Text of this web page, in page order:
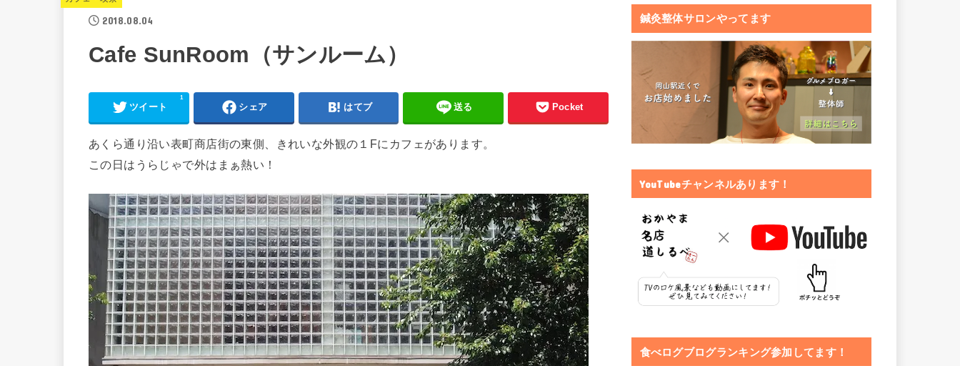
2018.08.04
Cafe SunRoom（サンルーム）
ツイート
1
シェア はてブ 送る Pocket
あくら通り沿い表町商店街の東側、きれいな外観の１Fにカフェがあります。
この日はうらじゃで外はまぁ熱い！
鍼灸整体サロンやってます
YouTubeチャンネルあります！
食べログブログランキング参加してます！